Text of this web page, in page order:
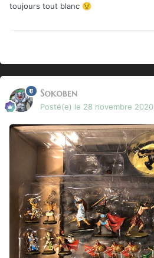
toujours tout blanc 😟
Sokoben
Posté(e) le 28 novembre 2020